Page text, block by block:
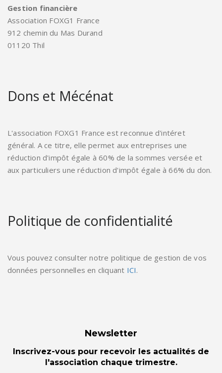
Gestion financière
Association FOXG1 France
912 chemin du Mas Durand
01120 Thil
Dons et Mécénat
L'association FOXG1 France est reconnue d'intéret
général. A ce titre, elle permet aux entreprises une
réduction d'impôt égale à 60% de la sommes versée et
aux particuliers une réduction d'impôt égale à 66% du don.
Politique de confidentialité
Vous pouvez consulter notre politique de gestion de vos
données personnelles en cliquant ICI.
Newsletter
Inscrivez-vous pour recevoir les actualités de
l'association chaque trimestre.